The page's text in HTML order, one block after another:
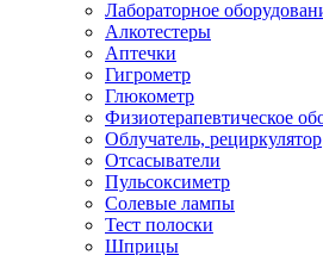
Лабораторное
Алкотестеры
Аптечки
Гигрометр
Глюкометр
Физиотерапевтическое
Облучатель, рециркулятор
Отсасыватели
Пульсоксиметр
Солевые лампы
Тест полоски
Шприцы